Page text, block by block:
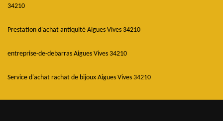
34210
Prestation d'achat antiquité Aigues Vives 34210
entreprise-de-debarras Aigues Vives 34210
Service d'achat rachat de bijoux Aigues Vives 34210